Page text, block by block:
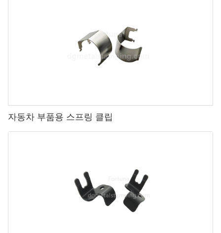
자동차 부품용 스프링 클립